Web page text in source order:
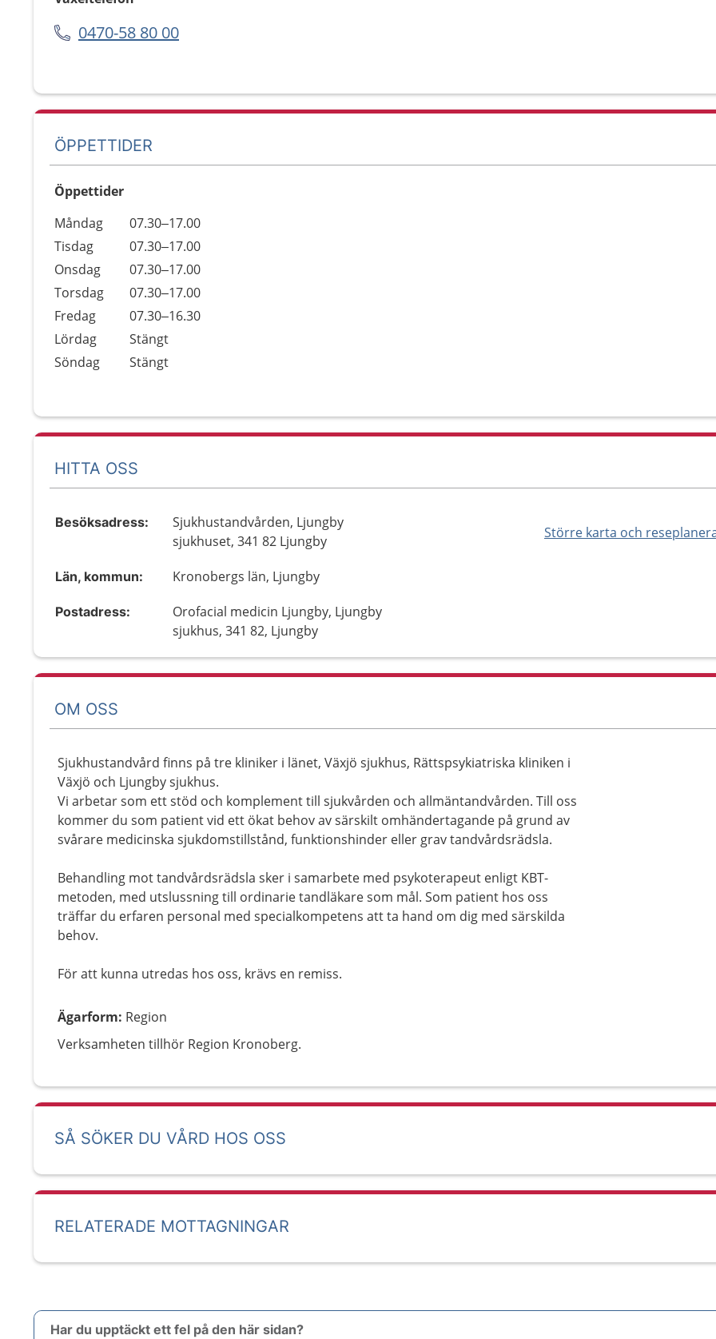
0470-58 80 00
ÖPPETTIDER
Öppettider
Dag
Öppettider
Kommentarer
Måndag
07.30–17.00
Tisdag
07.30–17.00
Onsdag
07.30–17.00
Torsdag
07.30–17.00
Fredag
07.30–16.30
Lördag
Stängt
Söndag
Stängt
HITTA OSS
Större karta och
Besöksadress:
Sjukhustandvården, Ljungby
sjukhuset, 341 82 Ljungby
Län, kommun: Kronobergs län, Ljungby
Postadress:
Orofacial medicin Ljungby, Ljungby
sjukhus, 341 82, Ljungby
OM OSS
Sjukhustandvård finns på tre kliniker i länet, Växjö sjukhus, Rättspsykiatriska kliniken i
Växjö och Ljungby sjukhus.
Vi arbetar som ett stöd och komplement till sjukvården och allmäntandvården. Till oss
kommer du som patient vid ett ökat behov av särskilt omhändertagande på grund av
svårare medicinska sjukdomstillstånd, funktionshinder eller grav tandvårdsrädsla.
Behandling mot tandvårdsrädsla sker i samarbete med psykoterapeut enligt KBT-
metoden, med utslussning till ordinarie tandläkare som mål. Som patient hos oss
träffar du erfaren personal med specialkompetens att ta hand om dig med särskilda
behov.
För att kunna utredas hos oss, krävs en remiss.
Ägarform: Region
Verksamheten tillhör Region Kronoberg.
SÅ SÖKER DU VÅRD HOS OSS
RELATERADE MOTTAGNINGAR
Har du upptäckt ett fel på den här sidan?